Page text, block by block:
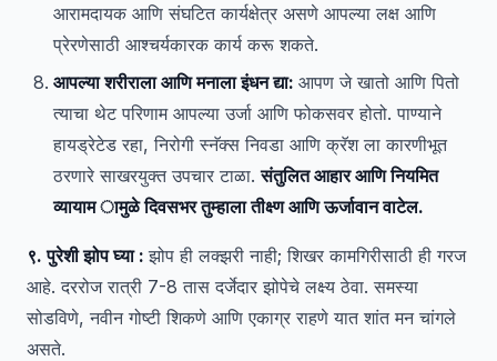
आरामदायक आणि संघटित कार्यक्षेत्र असणे आपल्या लक्ष आणि
प्रेरणेसाठी आश्चर्यकारक कार्य करू शकते.
आपल्या शरीराला आणि मनाला इंधन द्या: आपण जे खातो आणि पितो
त्याचा थेट परिणाम आपल्या उर्जा आणि फोकसवर होतो. पाण्याने
हायड्रेटेड रहा, निरोगी स्नॅक्स निवडा आणि क्रॅश ला कारणीभूत
ठरणारे साखरयुक्त उपचार टाळा.संतुलित आहार आणि नियमित
व्यायाम ामुळे दिवसभर तुम्हाला तीक्ष्ण आणि ऊर्जावान वाटेल.
९. पुरेशी झोप घ्या :झोप ही लक्झरी नाही; शिखर कामगिरीसाठी ही गरज
आहे. दररोज रात्री 7-8 तास दर्जेदार झोपेचे लक्ष्य ठेवा. समस्या
सोडविणे, नवीन गोष्टी शिकणे आणि एकाग्र राहणे यात शांत मन चांगले
असते.